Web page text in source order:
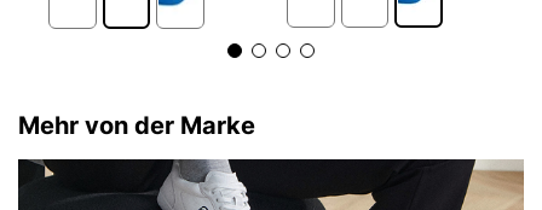
Mehr von der Marke